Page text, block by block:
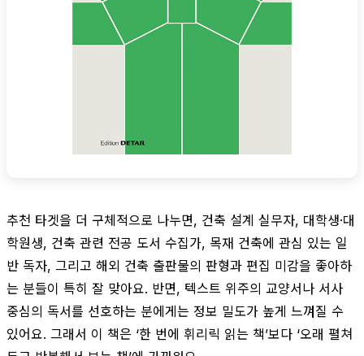
추천 타겟을 더 구체적으로 나누면, 건축 설계 실무자, 대학생·대
학원생, 건축 관련 전공 도서 수집가, 목재 건축에 관심 있는 일
반 독자, 그리고 해외 건축 출판물의 판형과 편집 미감을 좋아하
는 분들이 특히 잘 맞아요. 반면, 텍스트 위주의 교양서나 서사
중심의 독서를 선호하는 분에게는 정보 밀도가 높게 느껴질 수
있어요. 그래서 이 책은 ‘한 번에 휘리릭 읽는 책’보다 ‘오래 펼쳐